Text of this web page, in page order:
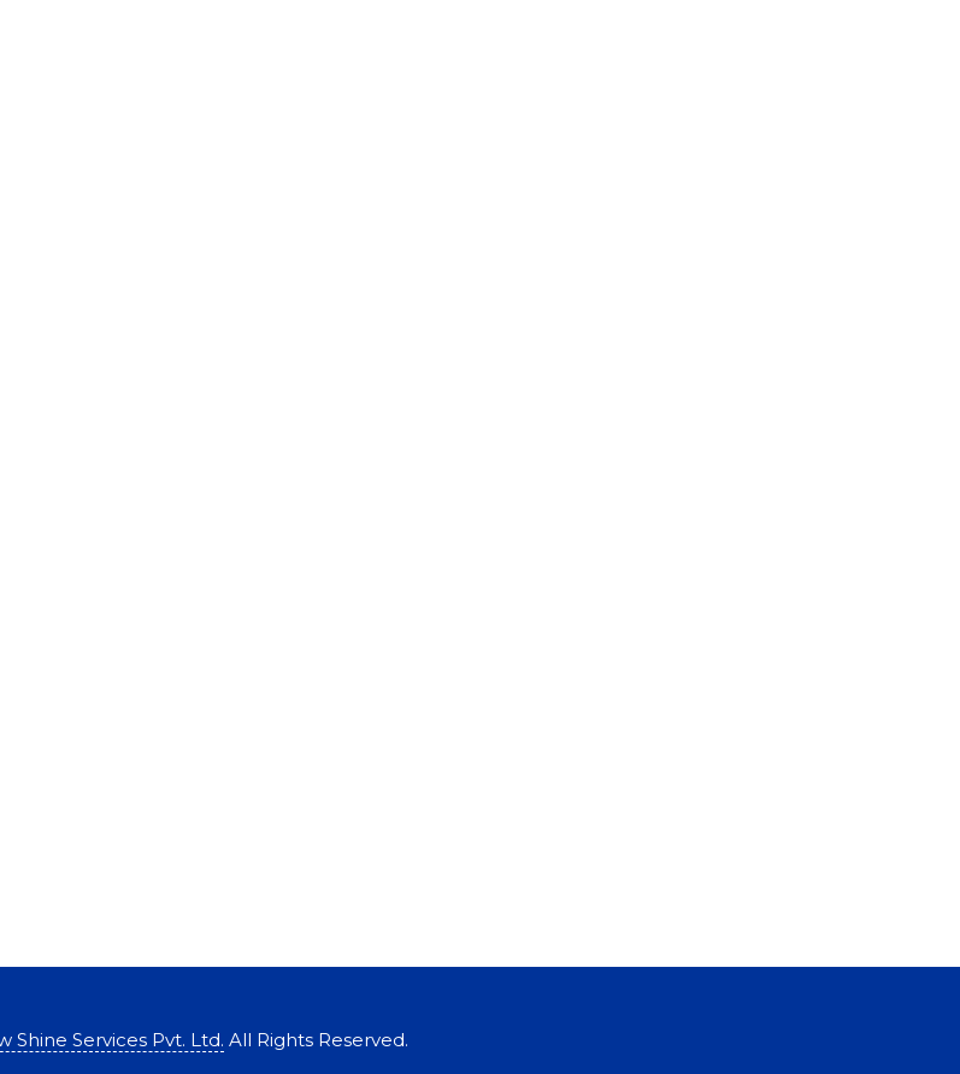
Shine Services Pvt. Ltd. All Rights Reserved.